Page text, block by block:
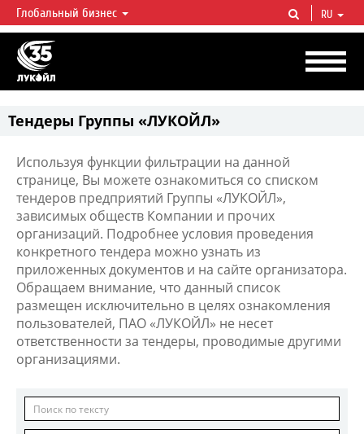
ЛУКОЙЛ СЕГОДНЯ
ЛУКОЙЛ — одна из крупнейших вертикально интегрированных
нефтегазовых компаний в мире, на долю которой приходится более 2%
мировой добычи нефти и около 1% доказанных запасов углеводородов.
Глобальный бизнес RU
Тендеры Группы «ЛУКОЙЛ»
Используя функции фильтрации на данной
странице, Вы можете ознакомиться со списком
тендеров предприятий Группы «ЛУКОЙЛ»,
зависимых обществ Компании и прочих
организаций. Подробнее условия проведения
конкретного тендера можно узнать из
приложенных документов и на сайте организатора.
Обращаем внимание, что данный список
размещен исключительно в целях ознакомления
пользователей, ПАО «ЛУКОЙЛ» не несет
ответственности за тендеры, проводимые другими
организациями.